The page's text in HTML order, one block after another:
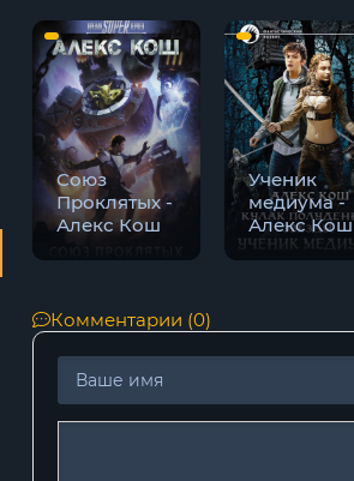
02-02
02-03
02-04
02-05
02-06
02-07
02-08
02-09
02-10
Союз
Проклятых -
Алекс Кош
Ученик
медиума -
Алекс Кош
Комментарии (0)